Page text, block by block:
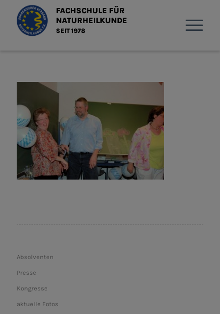
FACHSCHULE FÜR
NATURHEILKUNDE
SEIT 1978
Absolventen
Presse
Kongresse
aktuelle Fotos